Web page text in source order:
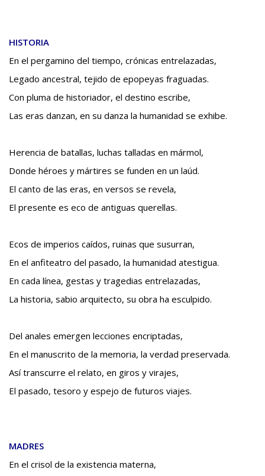
HISTORIA
En el pergamino del tiempo, crónicas entrelazadas,
Legado ancestral, tejido de epopeyas fraguadas.
Con pluma de historiador, el destino escribe,
Las eras danzan, en su danza la humanidad se exhibe.
Herencia de batallas, luchas talladas en mármol,
Donde héroes y mártires se funden en un laúd.
El canto de las eras, en versos se revela,
El presente es eco de antiguas querellas.
Ecos de imperios caídos, ruinas que susurran,
En el anfiteatro del pasado, la humanidad atestigua.
En cada línea, gestas y tragedias entrelazadas,
La historia, sabio arquitecto, su obra ha esculpido.
Del anales emergen lecciones encriptadas,
En el manuscrito de la memoria, la verdad preservada.
Así transcurre el relato, en giros y virajes,
El pasado, tesoro y espejo de futuros viajes.
MADRES
En el crisol de la existencia materna,